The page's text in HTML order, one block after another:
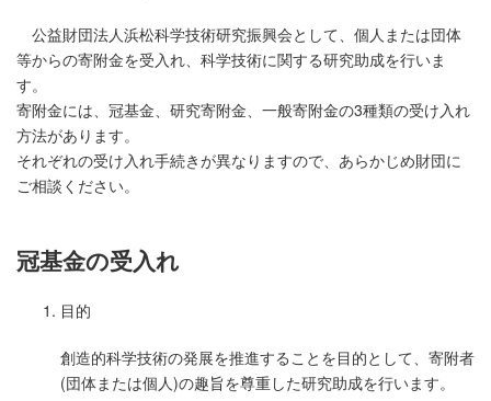
公益財団法人浜松科学技術研究振興会として、個人または団体
等からの寄附金を受入れ、科学技術に関する研究助成を行いま
す。
寄附金には、冠基金、研究寄附金、一般寄附金の3種類の受け入れ
方法があります。
それぞれの受け入れ手続きが異なりますので、あらかじめ財団に
ご相談ください。
冠基金の受入れ
目的
創造的科学技術の発展を推進することを目的として、寄附者
(団体または個人)の趣旨を尊重した研究助成を行います。